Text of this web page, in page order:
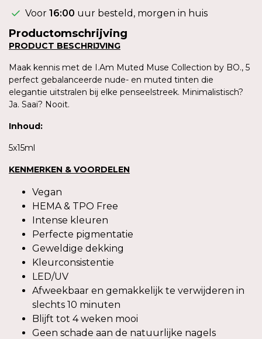
Voor 16:00 uur besteld, morgen in huis
Productomschrijving
PRODUCT BESCHRIJVING
Maak kennis met de I.Am Muted Muse Collection by BO., 5
perfect gebalanceerde nude- en muted tinten die
elegantie uitstralen bij elke penseelstreek. Minimalistisch?
Ja. Saai? Nooit.
Inhoud:
5x15ml
KENMERKEN & VOORDELEN
Vegan
HEMA & TPO Free
Intense kleuren
Perfecte pigmentatie
Geweldige dekking
Kleurconsistentie
LED/UV
Afweekbaar en gemakkelijk te verwijderen in
slechts 10 minuten
Blijft tot 4 weken mooi
Geen schade aan de natuurlijke nagels